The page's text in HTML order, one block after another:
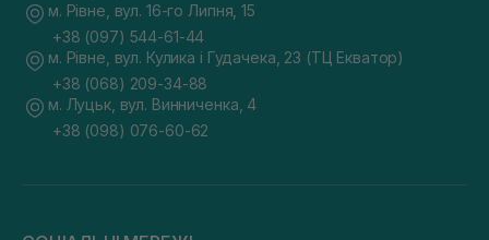
м. Рівне, вул. 16-го Липня, 15
+38 (097) 544-61-44
м. Рівне, вул. Кулика і Гудачека, 23 (ТЦ Екватор)
+38 (068) 209-34-88
м. Луцьк, вул. Винниченка, 4
+38 (098) 076-60-62